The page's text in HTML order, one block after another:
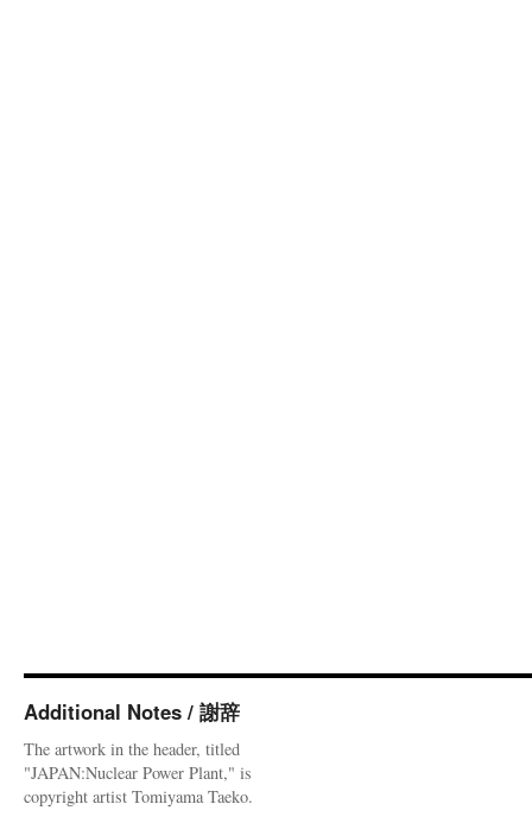
Additional Notes / 謝辞
The artwork in the header, titled
"JAPAN:Nuclear Power Plant," is
copyright artist Tomiyama Taeko.